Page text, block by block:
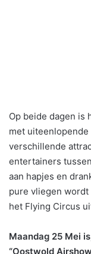
Op beide dagen is
met
verschillende
entertainers
aan hapjes en
pure vliegen
het Flying Circus
Maandag 25 Mei
“Oostwold